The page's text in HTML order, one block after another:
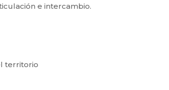
e intercambio.
territorio